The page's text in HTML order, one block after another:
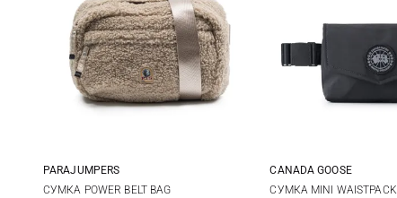
One Size
PARAJUMPERS
СУМКА POWER BELT BAG
One Size
CANADA GOOSE
СУМКА MINI WAISTPACK